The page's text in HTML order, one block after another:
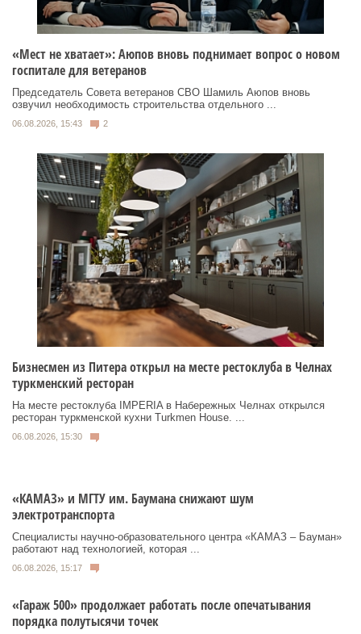
«Мест не хватает»: Аюпов вновь поднимает вопрос о новом
госпитале для ветеранов
Председатель Совета ветеранов СВО Шамиль Аюпов вновь
озвучил необходимость строительства отдельного ...
06.08.2026, 15:43 2
Бизнесмен из Питера открыл на месте рестоклуба в Челнах
туркменский ресторан
На месте рестоклуба IMPERIA в Набережных Челнах открылся
ресторан туркменской кухни Turkmen House. ...
06.08.2026, 15:30
«КАМАЗ» и МГТУ им. Баумана снижают шум
электротранспорта
Специалисты научно-образовательного центра «КАМАЗ – Бауман»
работают над технологией, которая ...
06.08.2026, 15:17
«Гараж 500» продолжает работать после опечатывания
порядка полутысячи точек